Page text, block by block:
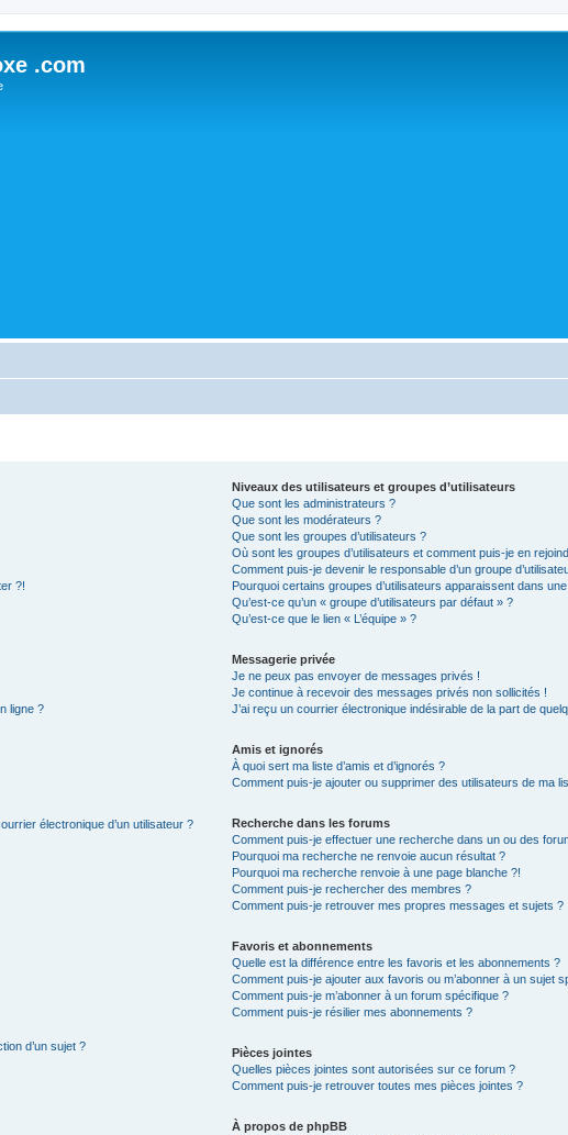
.com
?!
ligne ?
électronique d’un utilisateur ?
d’un sujet ?
Niveaux des utilisateurs et groupes d’utilisateurs
Que sont les administrateurs ?
Que sont les modérateurs ?
Que sont les groupes d’utilisateurs ?
Où sont les groupes d’utilisateurs et comment puis-je en
Comment puis-je devenir le responsable d’un groupe
Pourquoi certains groupes d’utilisateurs apparaissent dans
Qu’est-ce qu’un « groupe d’utilisateurs par défaut » ?
Qu’est-ce que le lien « L’équipe » ?
Messagerie privée
Je ne peux pas envoyer de messages privés !
Je continue à recevoir des messages privés non sollicités !
J’ai reçu un courrier électronique indésirable de la part de
Amis et ignorés
À quoi sert ma liste d’amis et d’ignorés ?
Comment puis-je ajouter ou supprimer des utilisateurs de ma
Recherche dans les forums
Comment puis-je effectuer une recherche dans un ou des
Pourquoi ma recherche ne renvoie aucun résultat ?
Pourquoi ma recherche renvoie à une page blanche ?!
Comment puis-je rechercher des membres ?
Comment puis-je retrouver mes propres messages et sujets ?
Favoris et abonnements
Quelle est la différence entre les favoris et les abonnements ?
Comment puis-je ajouter aux favoris ou m’abonner à un sujet
Comment puis-je m’abonner à un forum spécifique ?
Comment puis-je résilier mes abonnements ?
Pièces jointes
Quelles pièces jointes sont autorisées sur ce forum ?
Comment puis-je retrouver toutes mes pièces jointes ?
À propos de phpBB